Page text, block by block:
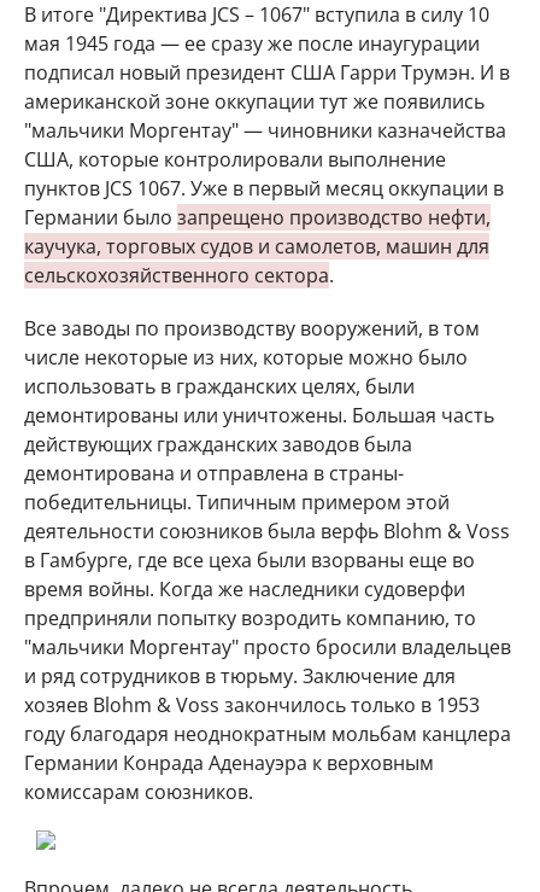
В итоге "Директива JCS – 1067" вступила в силу 10
мая 1945 года — ее сразу же после инаугурации
подписал новый президент США Гарри Трумэн. И в
американской зоне оккупации тут же появились
"мальчики Моргентау" — чиновники казначейства
США, которые контролировали выполнение
пунктов JCS 1067. Уже в первый месяц оккупации в
Германии было запрещено производство нефти,
каучука, торговых судов и самолетов, машин для
сельскохозяйственного сектора.
Все заводы по производству вооружений, в том
числе некоторые из них, которые можно было
использовать в гражданских целях, были
демонтированы или уничтожены. Большая часть
действующих гражданских заводов была
демонтирована и отправлена в страны-
победительницы. Типичным примером этой
деятельности союзников была верфь Blohm & Voss
в Гамбурге, где все цеха были взорваны еще во
время войны. Когда же наследники судоверфи
предприняли попытку возродить компанию, то
"мальчики Моргентау" просто бросили владельцев
и ряд сотрудников в тюрьму. Заключение для
хозяев Blohm & Voss закончилось только в 1953
году благодаря неоднократным мольбам канцлера
Германии Конрада Аденауэра к верховным
комиссарам союзников.